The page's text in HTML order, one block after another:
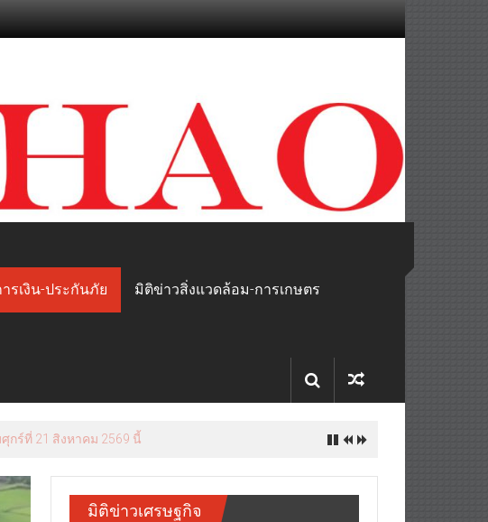
รเงิน-ประกันภัย มิติข่าวสิ่งแวดล้อม-การเกษตร
กร์ที่ 21 สิงหาคม 2569 นี้
มิติข่าวเศรษฐกิจ